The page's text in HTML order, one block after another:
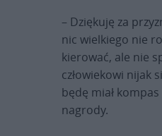
– Dziękuję za
nic wielkiego nie
kierować, ale nie
człowiekowi nijak
będę miał
nagrody.